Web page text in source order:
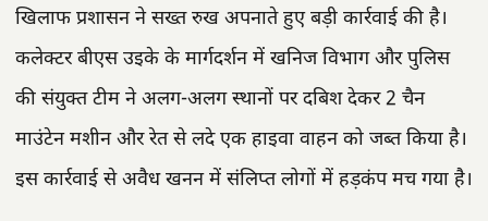
खिलाफ प्रशासन ने सख्त रुख अपनाते हुए बड़ी कार्रवाई की है।
कलेक्टर बीएस उइके के मार्गदर्शन में खनिज विभाग और पुलिस
की संयुक्त टीम ने अलग-अलग स्थानों पर दबिश देकर 2 चैन
माउंटेन मशीन और रेत से लदे एक हाइवा वाहन को जब्त किया है।
इस कार्रवाई से अवैध खनन में संलिप्त लोगों में हड़कंप मच गया है।